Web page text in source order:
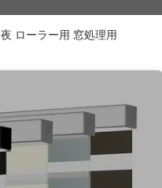
ローラー用 窓処理用